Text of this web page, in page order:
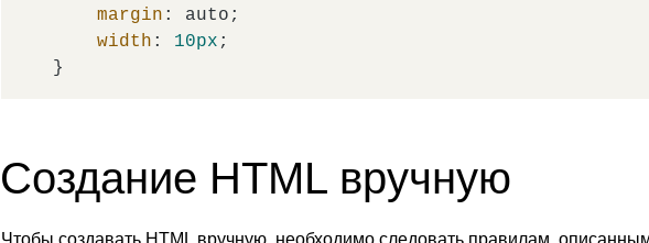
margin : auto;
width : 10px ;
Создание HTML вручную
Чтобы создавать HTML вручную, необходимо следовать правилам,